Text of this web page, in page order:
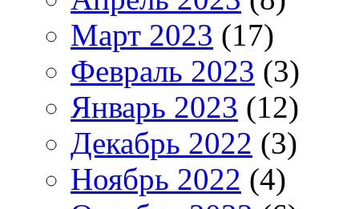
Март 2023 (17)
Февраль 2023 (3)
Январь 2023 (12)
Декабрь 2022 (3)
Ноябрь 2022 (4)